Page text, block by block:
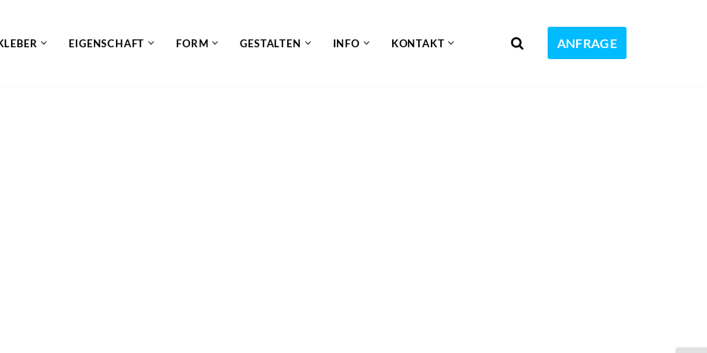
EIGENSCHAFT FORM GESTALTEN INFO KONTAKT ANFRAGE